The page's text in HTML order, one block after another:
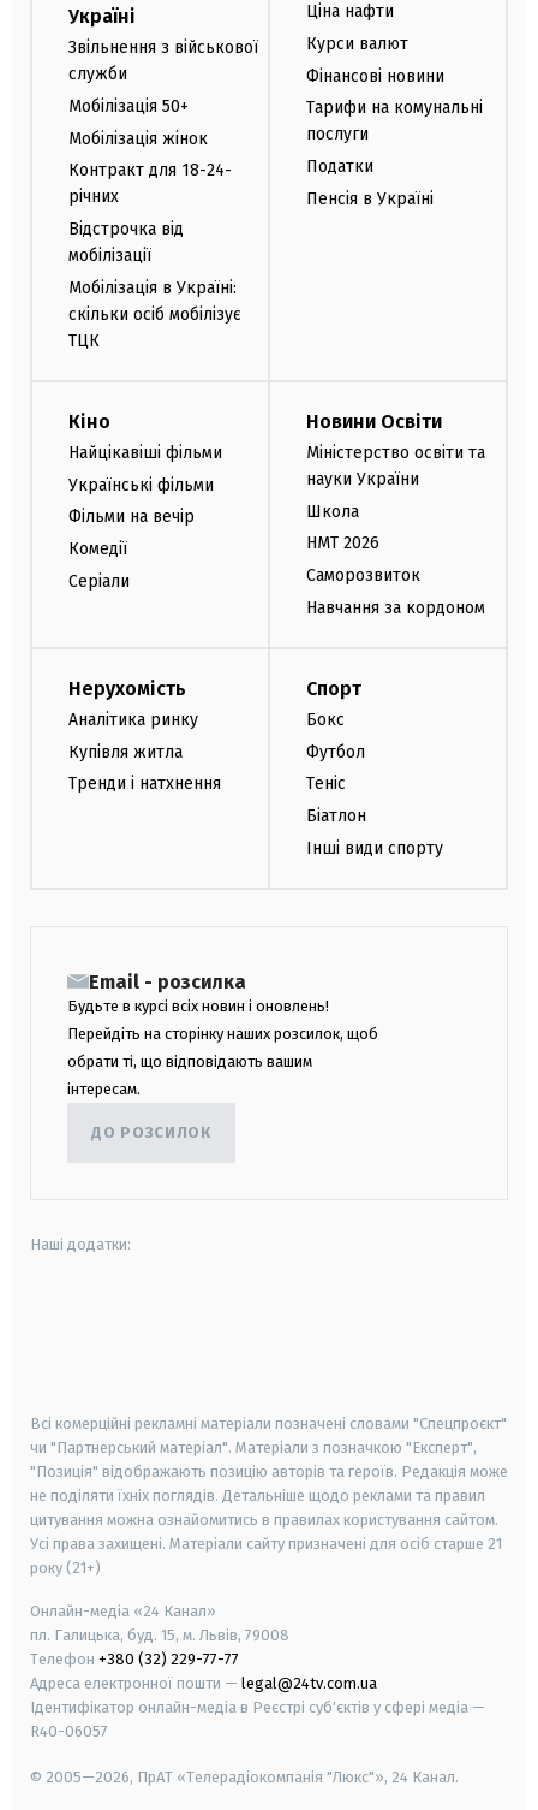
Україні
Звільнення з військової
служби
Мобілізація 50+
Мобілізація жінок
Контракт для 18-24-
річних
Відстрочка від
мобілізації
Мобілізація в Україні:
скільки осіб мобілізує
ТЦК
Ціна нафти
Курси валют
Фінансові новини
Тарифи на комунальні
послуги
Податки
Пенсія в Україні
Кіно
Найцікавіші фільми
Українські фільми
Фільми на вечір
Комедії
Серіали
Новини Освіти
Міністерство освіти та
науки України
Школа
НМТ 2026
Саморозвиток
Навчання за кордоном
Нерухомість
Аналітика ринку
Купівля житла
Тренди і натхнення
Спорт
Бокс
Футбол
Теніс
Біатлон
Інші види спорту
Email - розсилка
Будьте в курсі всіх новин і оновлень!
Перейдіть на сторінку наших розсилок, щоб
обрати ті, що відповідають вашим
інтересам.
ДО РОЗСИЛОК
Наші додатки:
Всі комерційні рекламні матеріали позначені словами "Спецпроєкт"
чи "Партнерський матеріал". Матеріали з позначкою "Експерт",
"Позиція" відображають позицію авторів та героїв. Редакція може
не поділяти їхніх поглядів. Детальніше щодо реклами та правил
цитування можна ознайомитись в правилах користування сайтом.
Усі права захищені. Матеріали сайту призначені для осіб старше 21
року (21+)
Онлайн-медіа «24 Канал»
пл. Галицька, буд. 15, м. Львів, 79008
Телефон +380 (32) 229-77-77
Адреса електронної пошти — legal@24tv.com.ua
Ідентифікатор онлайн-медіа в Реєстрі суб'єктів у сфері медіа —
R40-06057
© 2005—2026, ПрАТ «Телерадіокомпанія "Люкс"», 24 Канал.